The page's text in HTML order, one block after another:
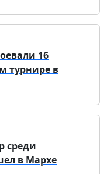
16
турнире в
среди
в Мархе